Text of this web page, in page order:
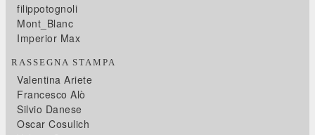
filippotognoli
Mont_Blanc
Imperior Max
RASSEGNA STAMPA
Valentina Ariete
Francesco Alò
Silvio Danese
Oscar Cosulich